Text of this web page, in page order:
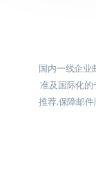
国内一线企业
准及国际化
推荐,保障邮